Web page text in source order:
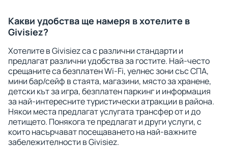
Какви удобства ще намеря в хотелите в
Givisiez?
Хотелите в Givisiez са с различни стандарти и
предлагат различни удобства за гостите. Най-често
срещаните са безплатен Wi-Fi, уелнес зони със СПА,
мини бар/сейф в стаята, магазини, място за хранене,
детски кът за игра, безплатен паркинг и информация
за най-интересните туристически атракции в района.
Някои места предлагат услугата трансфер от и до
летището. Понякога те предлагат и други услуги, с
които насърчават посещаването на най-важните
забележителности в Givisiez.